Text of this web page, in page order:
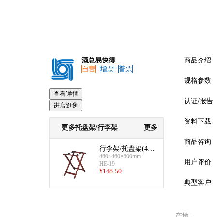
酒总易快得
自营
增票 普票
查看详情
进店逛逛
更多托盘架/行李架 更多
行李架/托盘架(460
×460×600mm)
460×460×600mm
HE-19
¥148.50
商品介绍
规格参数
认证/报告
资料下载
商品咨询
用户评价
典型客户